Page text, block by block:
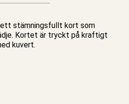
stämningsfullt kort som
Kortet är tryckt på kraftigt
kuvert.